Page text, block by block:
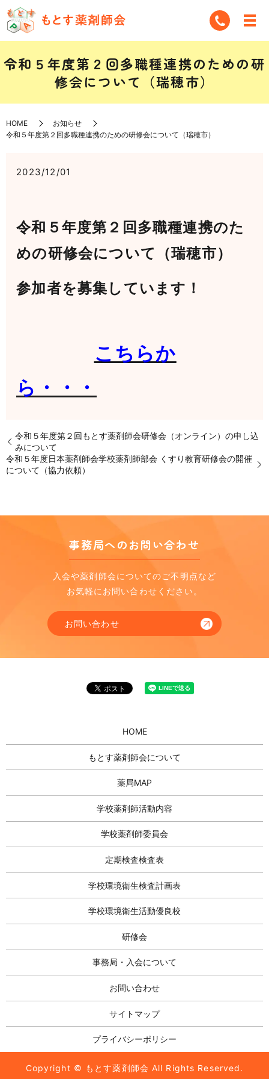
令和５年度第２回多職種連携のための研
修会について（瑞穂市）
HOME
お知らせ
令和５年度第２回多職種連携のための研修会について（瑞穂市）
2023/12/01
令和５年度第２回多職種連携のた
めの研修会について
（瑞穂市）
参加者を募集しています！
こちらか
ら・・・
令和５年度第２回もとす薬剤師会研修会（オンライン）の申し込
みについて
令和５年度日本薬剤師会学校薬剤師部会 くすり教育研修会の開催
について（協力依頼）
事務局へのお問い合わせ
入会や薬剤師会についてのご不明点など
お気軽にお問い合わせください。
お問い合わせ
HOME
もとす薬剤師会について
薬局MAP
学校薬剤師活動内容
学校薬剤師委員会
定期検査検査表
学校環境衛生検査計画表
学校環境衛生活動優良校
研修会
事務局・入会について
お問い合わせ
サイトマップ
プライバシーポリシー
Copyright © もとす薬剤師会 All Rights Reserved.